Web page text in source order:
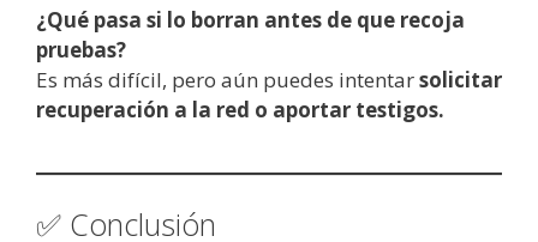
¿Qué pasa si lo borran antes de que recoja
pruebas?
Es más difícil, pero aún puedes intentarsolicitar
recuperación a la red o aportar testigos.
✅ Conclusión